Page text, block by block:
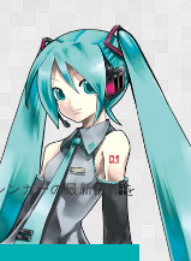
ンガーの最新情報を